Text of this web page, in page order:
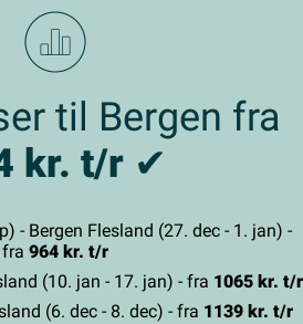
til Bergen fra
kr. t/r✔
- Bergen Flesland (27. dec - 1. jan) -
fra 964 kr. t/r
(10. jan - 17. jan) - fra 1065 kr. t/r
(6. dec - 8. dec) - fra 1139 kr. t/r